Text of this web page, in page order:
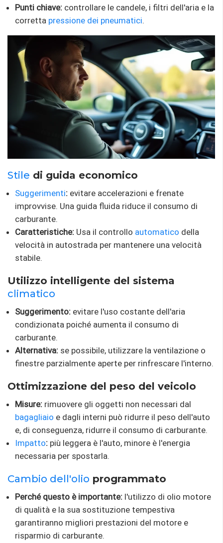
Punti chiave: controllare le candele, i filtri dell'aria e la
corretta pressione dei pneumatici.
Stile di guida economico
Suggerimenti: evitare accelerazioni e frenate
improvvise. Una guida fluida riduce il consumo di
carburante.
Caratteristiche: Usa il controllo automatico della
velocità in autostrada per mantenere una velocità
stabile.
Utilizzo intelligente del sistema
climatico
Suggerimento: evitare l'uso costante dell'aria
condizionata poiché aumenta il consumo di
carburante.
Alternativa: se possibile, utilizzare la ventilazione o
finestre parzialmente aperte per rinfrescare l'interno.
Ottimizzazione del peso del veicolo
Misure: rimuovere gli oggetti non necessari dal
bagagliaio e dagli interni può ridurre il peso dell'auto
e, di conseguenza, ridurre il consumo di carburante.
Impatto: più leggera è l'auto, minore è l'energia
necessaria per spostarla.
Cambio dell'olio programmato
Perché questo è importante: l'utilizzo di olio motore
di qualità e la sua sostituzione tempestiva
garantiranno migliori prestazioni del motore e
risparmio di carburante.